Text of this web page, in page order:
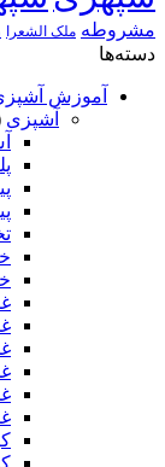
مشروطه ملک الشعرا
دسته‌ها
آموزش
آشپزی